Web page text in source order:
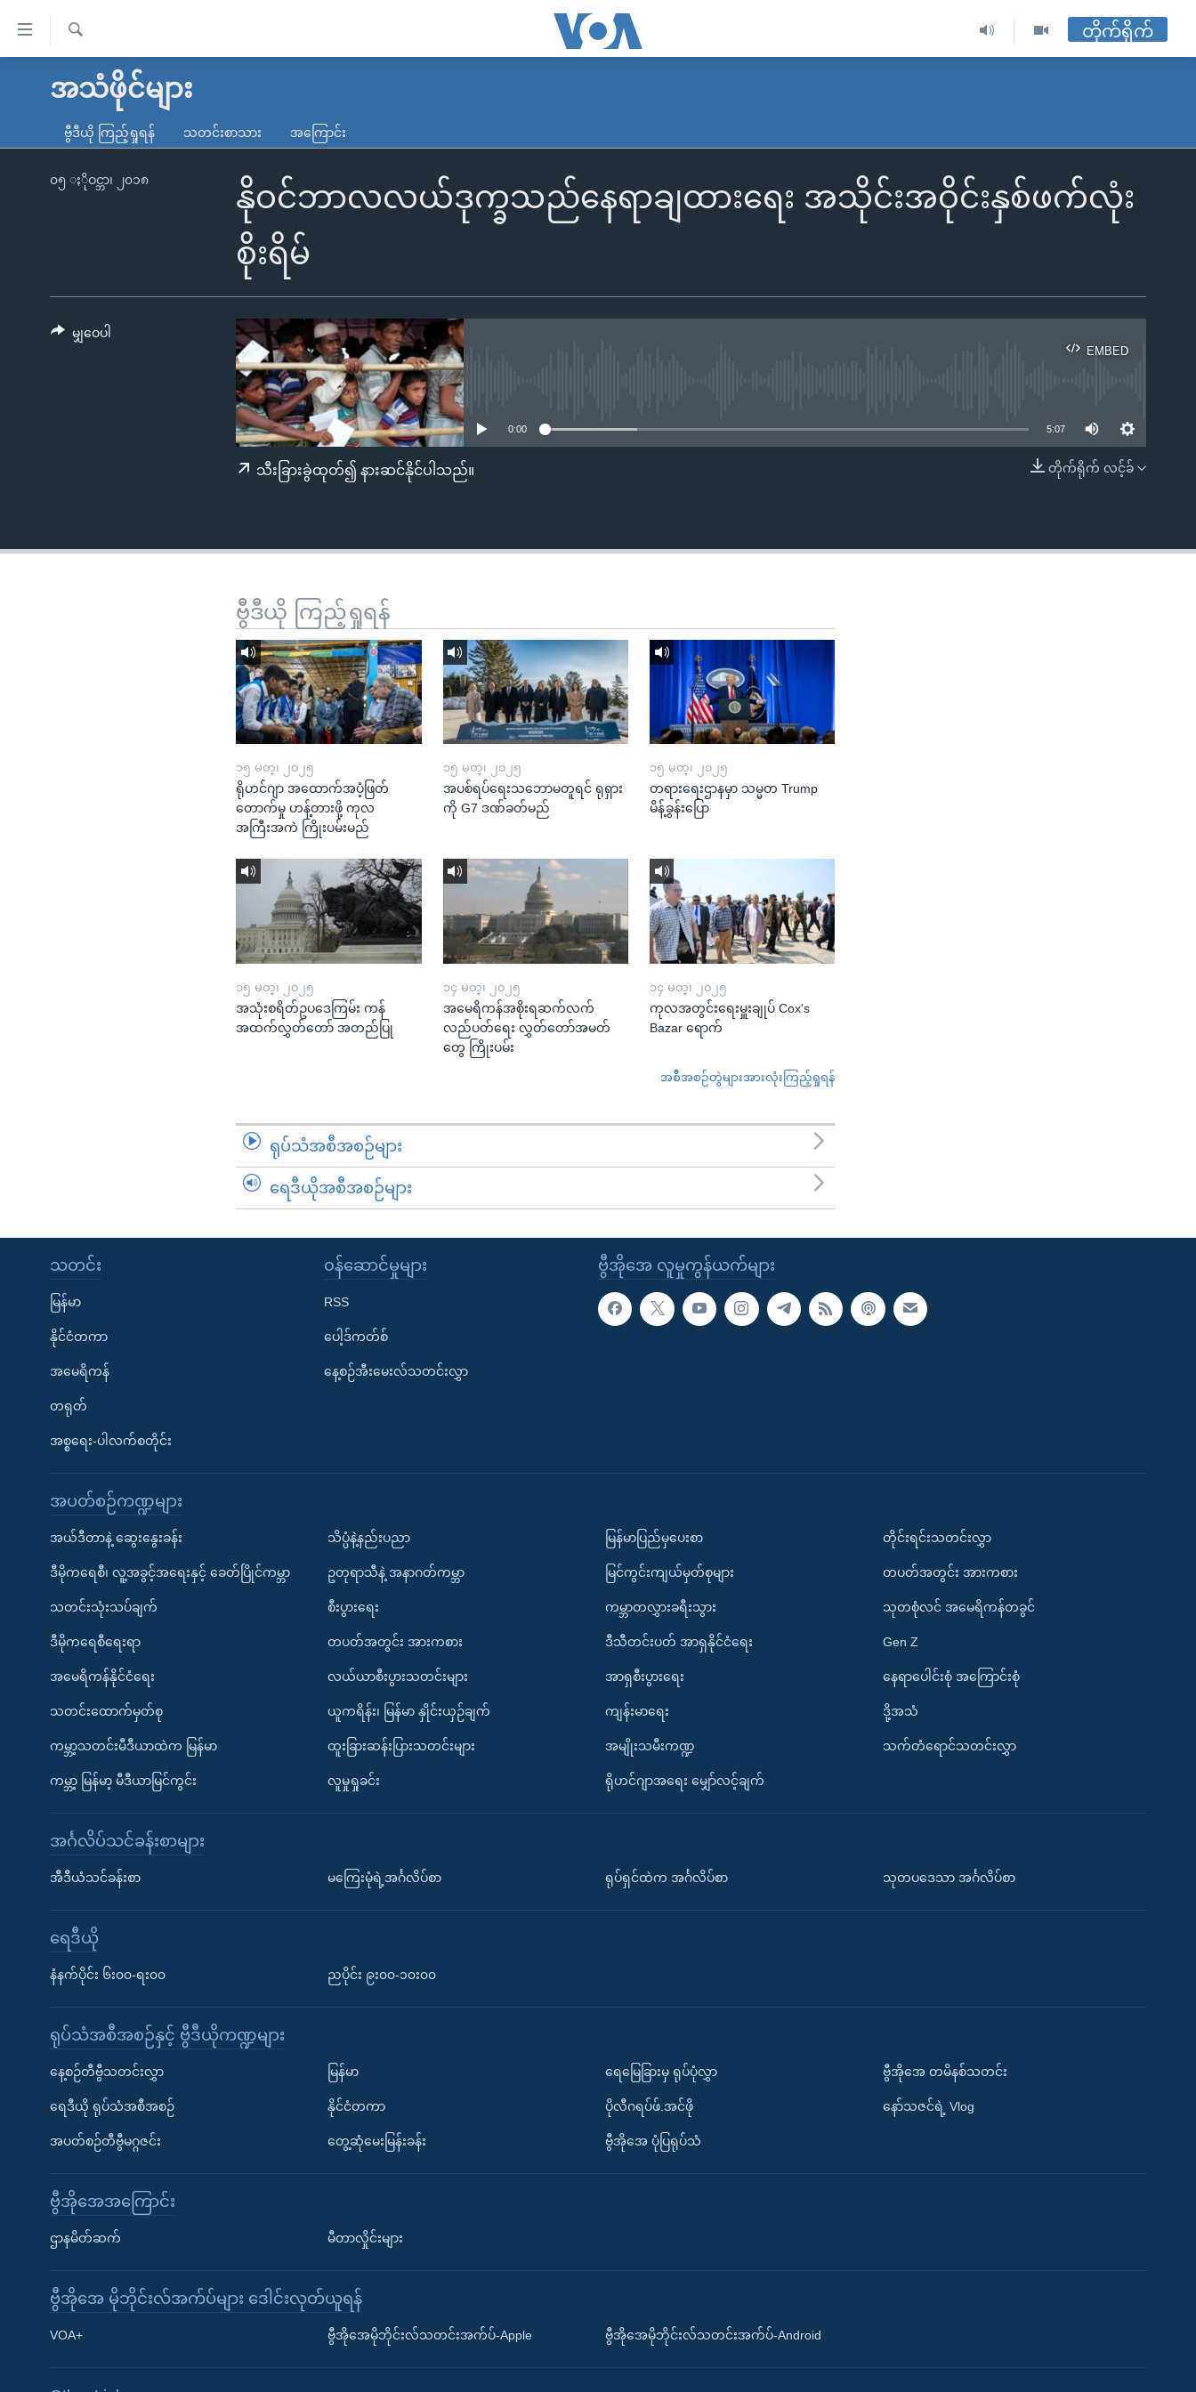
လွယ်ကူ
သည့်
ရန်
မူလစာမျက်နှာ
ကမ္ဘာ့သတင်းများ
နိုင်ငံတကာ
မကြေးမုံရဲ့ အင်္ဂလိပ်စာ
ရေဒီယို
ရေဒီယိုနှင့်ရုပ်သံ အချက်အလက်များ
Learning English
ရ
တိုက်ရိုက်
အသံဖိုင်များ
ဗွီဒီယို ကြည့်ရှုရန် သတင်းစာသား အကြောင်း
နိုဝင်ဘာလလယ်ဒုက္ခသည်နေရာချထားရေး အသိုင်းအဝိုင်းနှစ်ဖက်လုံး
စိုးရိမ်
၀၅ ႏိုဝင္ဘာ၊ ၂၀၁၈
EMBED
EMBED
0:00 5:07
တိုက်ရိုက် လင့်ခ်
သီးခြားခွဲထုတ်၍ နားဆင်နိုင်ပါသည်။
မျှဝေပါ
ဗွီဒီယို ကြည့်ရှုရန်
၁၅ မတ္၊ ၂၀၂၅
ရိုဟင်ဂျာ အထောက်အပံ့ဖြတ်
တောက်မှု ဟန့်တားဖို့ ကုလ
အကြီးအကဲ ကြိုးပမ်းမည်
၁၅ မတ္၊ ၂၀၂၅
အပစ်ရပ်ရေးသဘောမတူရင် ရုရှား
ကို G7 ဒဏ်ခတ်မည်
၁၅ မတ္၊ ၂၀၂၅
တရားရေးဌာနမှာ သမ္မတ Trump
မိန့်ခွန်းပြော
၁၅ မတ္၊ ၂၀၂၅
အသုံးစရိတ်ဥပဒေကြမ်း ကန်
အထက်လွှတ်တော် အတည်ပြု
၁၄ မတ္၊ ၂၀၂၅
အမေရိကန်အစိုးရဆက်လက်
လည်ပတ်ရေး လွှတ်တော်အမတ်
တွေ ကြိုးပမ်း
၁၄ မတ္၊ ၂၀၂၅
ကုလအတွင်းရေးမှူးချုပ် Cox's
Bazar ရောက်
အစီအစဉ်တွဲများအားလုံးကြည့်ရှုရန်
ရုပ်သံအစီအစဉ်များ
ရေဒီယိုအစီအစဉ်များ
ဗွီအိုအေ လူမှုကွန်ယက်များ
သတင်း
မြန်မာ
နိုင်ငံတကာ
အမေရိကန်
တရုတ်
အစ္စရေး-ပါလက်စတိုင်း
၀န်ဆောင်မှုများ
RSS
ပေါ့ဒ်ကတ်စ်
နေ့စဉ်အီးမေးလ်သတင်းလွှာ
အပတ်စဉ်ကဏ္ဍများ
အယ်ဒီတာနဲ့ ဆွေးနွေးခန်း
ဒီမိုကရေစီ၊ လူ့အခွင့်အရေးနှင့် ခေတ်ပြိုင်ကမ္ဘာ
သတင်းသုံးသပ်ချက်
ဒီမိုကရေစီရေးရာ
အမေရိကန်နိုင်ငံရေး
သတင်းထောက်မှတ်စု
ကမ္ဘာ့သတင်းမီဒီယာထဲက မြန်မာ
ကမ္ဘာ့ မြန်မာ့ မီဒီယာမြင်ကွင်း
သိပ္ပံနဲ့နည်းပညာ
ဥတုရာသီနဲ့ အနာဂတ်ကမ္ဘာ
စီးပွားရေး
တပတ်အတွင်း အားကစား
လယ်ယာစီးပွားသတင်းများ
ယူကရိန်း၊ မြန်မာ နှိုင်းယှဉ်ချက်
ထူးခြားဆန်းပြားသတင်းများ
လူမှုရှုခင်း
မြန်မာပြည်မှပေးစာ
မြင်ကွင်းကျယ်မှတ်စုများ
ကမ္ဘာတလွှားခရီးသွား
ဒီသီတင်းပတ် အာရှနိုင်ငံရေး
အာရှစီးပွားရေး
ကျန်းမာရေး
အမျိုးသမီးကဏ္ဍ
ရိုဟင်ဂျာအရေး မျှော်လင့်ချက်
တိုင်းရင်းသတင်းလွှာ
တပတ်အတွင်း အားကစား
သုတစုံလင် အမေရိကန်တခွင်
Gen Z
နေရာပေါင်းစုံ အကြောင်းစုံ
ဒို့အသံ
သက်တံရောင်သတင်းလွှာ
အင်္ဂလိပ်သင်ခန်းစာများ
အီဒီယံသင်ခန်းစာ မကြေးမုံရဲ့အင်္ဂလိပ်စာ ရုပ်ရှင်ထဲက အင်္ဂလိပ်စာ သုတပဒေသာ အင်္ဂလိပ်စာ
ရေဒီယို
နံနက်ပိုင်း ၆း၀၀-ရး၀၀ ညပိုင်း ၉း၀၀-၁၀း၀၀
ရုပ်သံအစီအစဉ်နှင့် ဗွီဒီယိုကဏ္ဍများ
နေ့စဉ်တီဗွီသတင်းလွှာ
ရေဒီယို ရုပ်သံအစီအစဉ်
အပတ်စဉ်တီဗွီမဂ္ဂဇင်း
မြန်မာ
နိုင်ငံတကာ
တွေ့ဆုံမေးမြန်းခန်း
ရေမြေခြားမှ ရုပ်ပုံလွှာ
ပိုလီဂရပ်ဖ်.အင်ဖို
ဗွီအိုအေ ပုံပြရုပ်သံ
ဗွီအိုအေ တမိနစ်သတင်း
နော်သဇင်ရဲ့ Vlog
ဗွီအိုအေအကြောင်း
ဌာနမိတ်ဆက် မီတာလှိုင်းများ
ဗွီအိုအေ မိုဘိုင်းလ်အက်ပ်များ ဒေါင်းလုတ်ယူရန်
VOA+ ဗွီအိုအေမိုဘိုင်းလ်သတင်းအက်ပ်-Apple ဗွီအိုအေမိုဘိုင်းလ်သတင်းအက်ပ်-Android